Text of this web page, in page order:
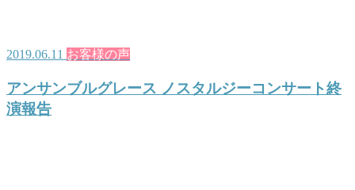
2019.06.11 お客様の声
アンサンブルグレース ノスタルジーコンサート終
演報告